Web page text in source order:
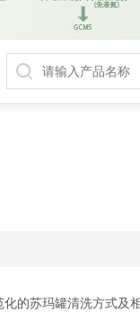
的苏玛罐清洗方式及相